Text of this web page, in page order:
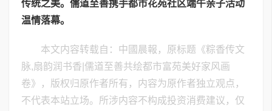
传统之美。 儒道至善携手都市花苑社区端午亲子活动
温情落幕。
本文内容转载自：中國晨報，原标题《粽香传文
脉,扇韵润书香|儒道至善共绘都市富苑美好家风画
卷》，版权归原作者所有，内容为原作者独立观点，
不代表本站立场。所涉内容不构成投资消费建议，仅